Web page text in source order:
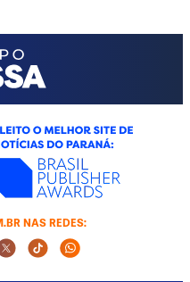
NAS REDES:
Media
Social Media
Social Media
Twitter Social Media
Tiktok Social Media
Whatsapp